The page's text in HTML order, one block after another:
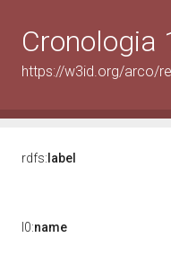
Cronologia
https://w3id.org/arco/
rdfs: label
l0:name